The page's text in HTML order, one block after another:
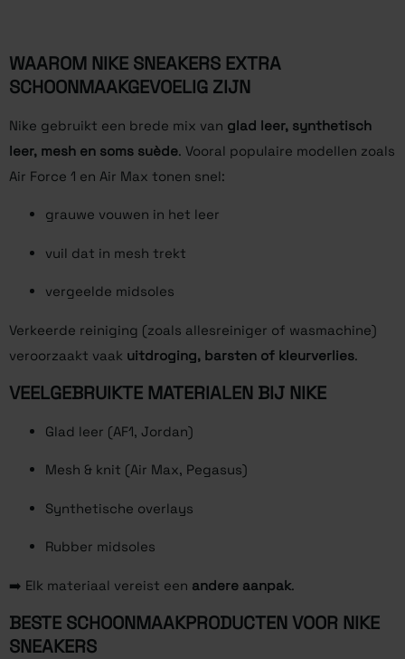
WAAROM NIKE SNEAKERS EXTRA
SCHOONMAAKGEVOELIG ZIJN
Nike gebruikt een brede mix van glad leer, synthetisch
leer, mesh en soms suède. Vooral populaire modellen zoals
Air Force 1 en Air Max tonen snel:
grauwe vouwen in het leer
vuil dat in mesh trekt
vergeelde midsoles
Verkeerde reiniging (zoals allesreiniger of wasmachine)
veroorzaakt vaak uitdroging, barsten of kleurverlies.
VEELGEBRUIKTE MATERIALEN BIJ NIKE
Glad leer (AF1, Jordan)
Mesh & knit (Air Max, Pegasus)
Synthetische overlays
Rubber midsoles
➡️ Elk materiaal vereist een andere aanpak.
BESTE SCHOONMAAKPRODUCTEN VOOR NIKE
SNEAKERS